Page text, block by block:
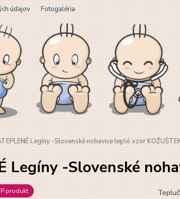
údajov Fotogaléria
Legíny -Slovenské nohavice teplé ,vzor
Legíny -Slovenské
produkt